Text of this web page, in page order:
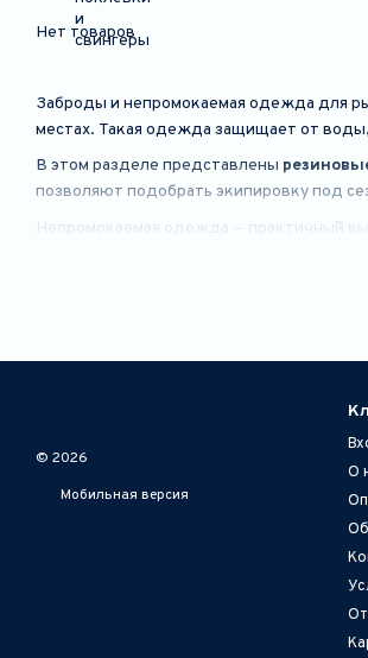
Нет товаров
Заброды и непромокаемая одежда для
местах. Такая одежда защищает от
В этом разделе представлены
позволяют подобрать экипировку под
Непромокаемая одежда — практичный
© 2026
Мобильная версия
О